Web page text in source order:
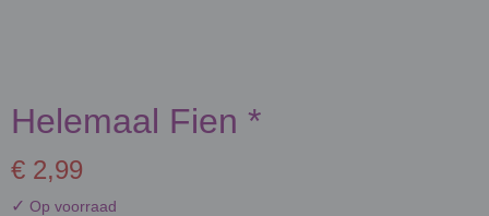
Helemaal Fien *
€ 2,99
✓ Op voorraad